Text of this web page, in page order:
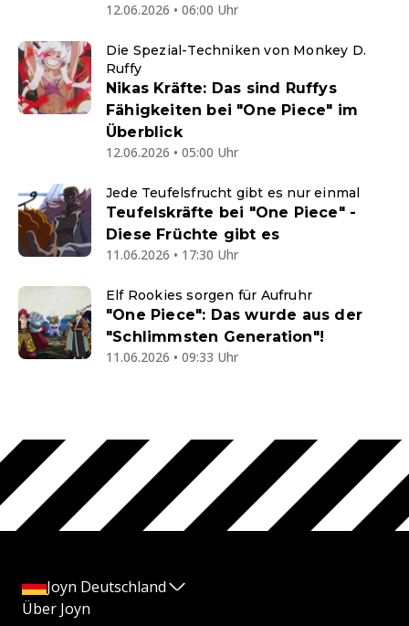
12.06.2026 • 06:00 Uhr
Die Spezial-Techniken von Monkey D.
Ruffy
Nikas Kräfte: Das sind Ruffys
Fähigkeiten bei "One Piece" im
Überblick
12.06.2026 • 05:00 Uhr
Jede Teufelsfrucht gibt es nur einmal
Teufelskräfte bei "One Piece" -
Diese Früchte gibt es
11.06.2026 • 17:30 Uhr
Elf Rookies sorgen für Aufruhr
"One Piece": Das wurde aus der
"Schlimmsten Generation"!
11.06.2026 • 09:33 Uhr
Joyn Deutschland
Über Joyn